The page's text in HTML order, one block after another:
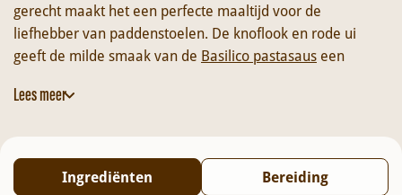
gerecht maakt het een perfecte maaltijd voor de
liefhebber van paddenstoelen. De knoflook en rode ui
geeft de milde smaak van de Basilico pastasaus een
op een creatieve ovenschotel.
Lees meer
Ingrediënten Bereiding